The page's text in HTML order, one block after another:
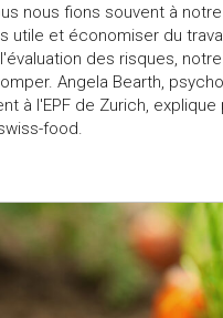
nous fions souvent à
utile et économiser du
des risques,
Angela Bearth,
à l'EPF de Zurich, explique
food.